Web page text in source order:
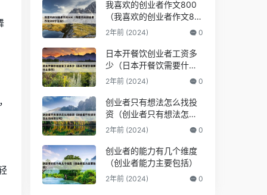
我喜欢的创业者作文800
（我喜欢的创业者作文80
0字左右）
2年前 (2024) 0
日本开餐饮创业者工资多
少（日本开餐饮需要什么
条件）
2年前 (2024) 0
创业者只有想法怎么找投
资（创业者只有想法怎么
找投资公司）
2年前 (2024) 0
创业者的能力有几个维度
（创业者能力主要包括）
2年前 (2024) 0